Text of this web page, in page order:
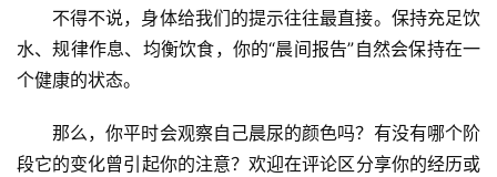
不得不说，身体给我们的提示往往最直接。保持充足饮
水、规律作息、均衡饮食，你的“晨间报告”自然会保持在一
个健康的状态。
那么，你平时会观察自己晨尿的颜色吗？有没有哪个阶
段它的变化曾引起你的注意？欢迎在评论区分享你的经历或